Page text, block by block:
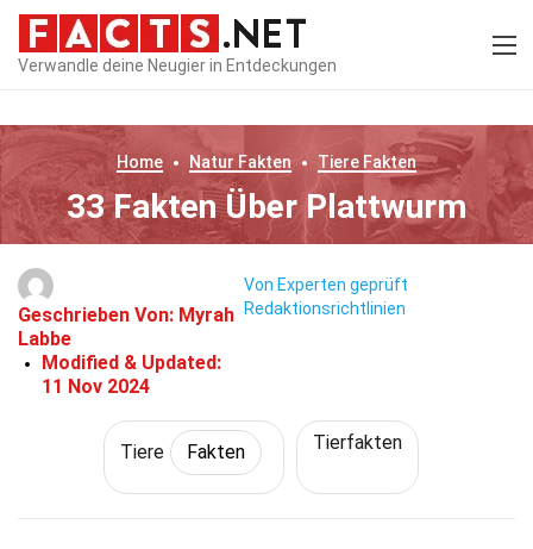
Verwandle deine Neugier in Entdeckungen
Home Natur Fakten Tiere Fakten
33 Fakten Über Plattwurm
Geschrieben Von: Myrah
Labbe
Modified & Updated:
11 Nov 2024
Von Experten geprüft
Redaktionsrichtlinien
Tiere Fakten Tierfakten